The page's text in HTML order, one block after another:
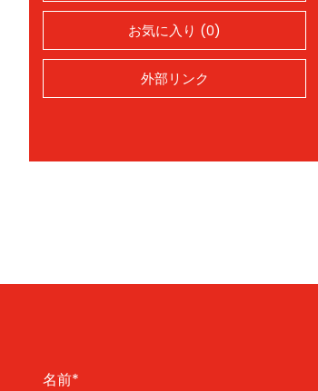
お気に入り (0)
外部リンク
名前*